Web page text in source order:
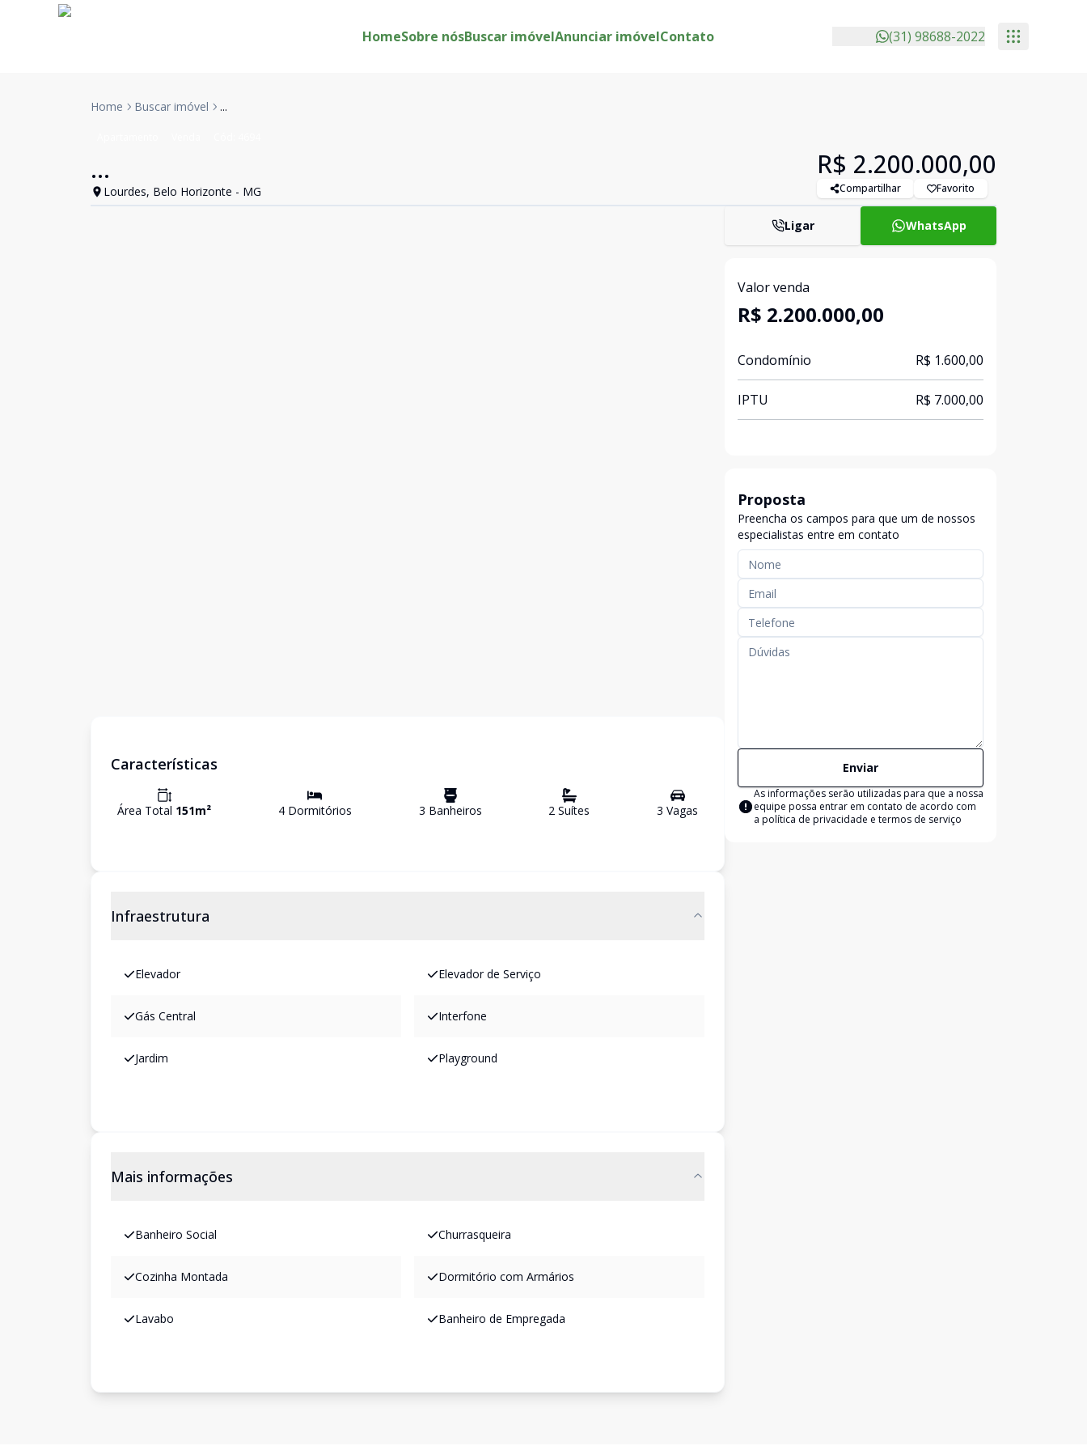
HomeSobre nósBuscar imóvelAnunciar imóvelContato (31) 98688-2022
Home Buscar imóvel ...
...
Lourdes, Belo Horizonte - MG
R$ 2.200.000,00
Compartilhar Favorito
Características
Área Total 151m² 4Dormitórios 3 Banheiros 2 Suítes 3 Vagas
Infraestrutura
Elevador Elevador de Serviço
Gás Central Interfone
Jardim Playground
Mais informações
Banheiro Social Churrasqueira
Cozinha Montada Dormitório com Armários
Lavabo Banheiro de Empregada
Ligar WhatsApp
Valor venda
R$ 2.200.000,00
Condomínio R$ 1.600,00
IPTU R$ 7.000,00
Proposta
Preencha os campos para que um de nossos
especialistas entre em contato
Enviar
As informações serão utilizadas para que a nossa
equipe possa entrar em contato de acordo com
a política de privacidade e termos de serviço